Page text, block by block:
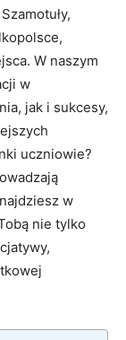
W naszym
w
jak i sukcesy,
uczniowie?
w
nie tylko